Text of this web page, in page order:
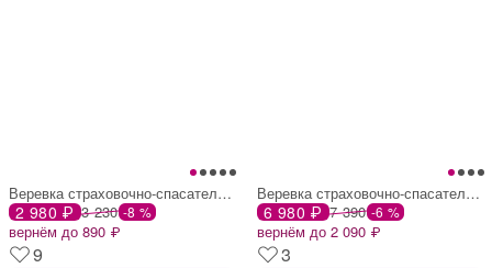
Веревка страховочно-спасательная
2 980 ₽ 3 230 -8 %
вернём до 890 ₽
9
Веревка страховочно-спасательная
6 980 ₽ 7 390 -6 %
вернём до 2 090 ₽
3